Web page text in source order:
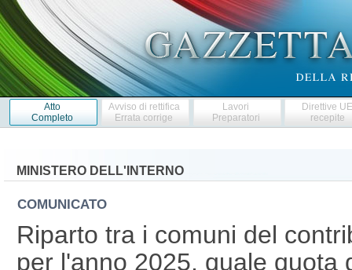
Atto
Completo
Avviso di rettifica
Errata corrige
Lavori
Preparatori
Direttive
recepite
MINISTERO DELL'INTERNO
COMUNICATO
Riparto tra i comuni del
per l'anno 2025, quale quota